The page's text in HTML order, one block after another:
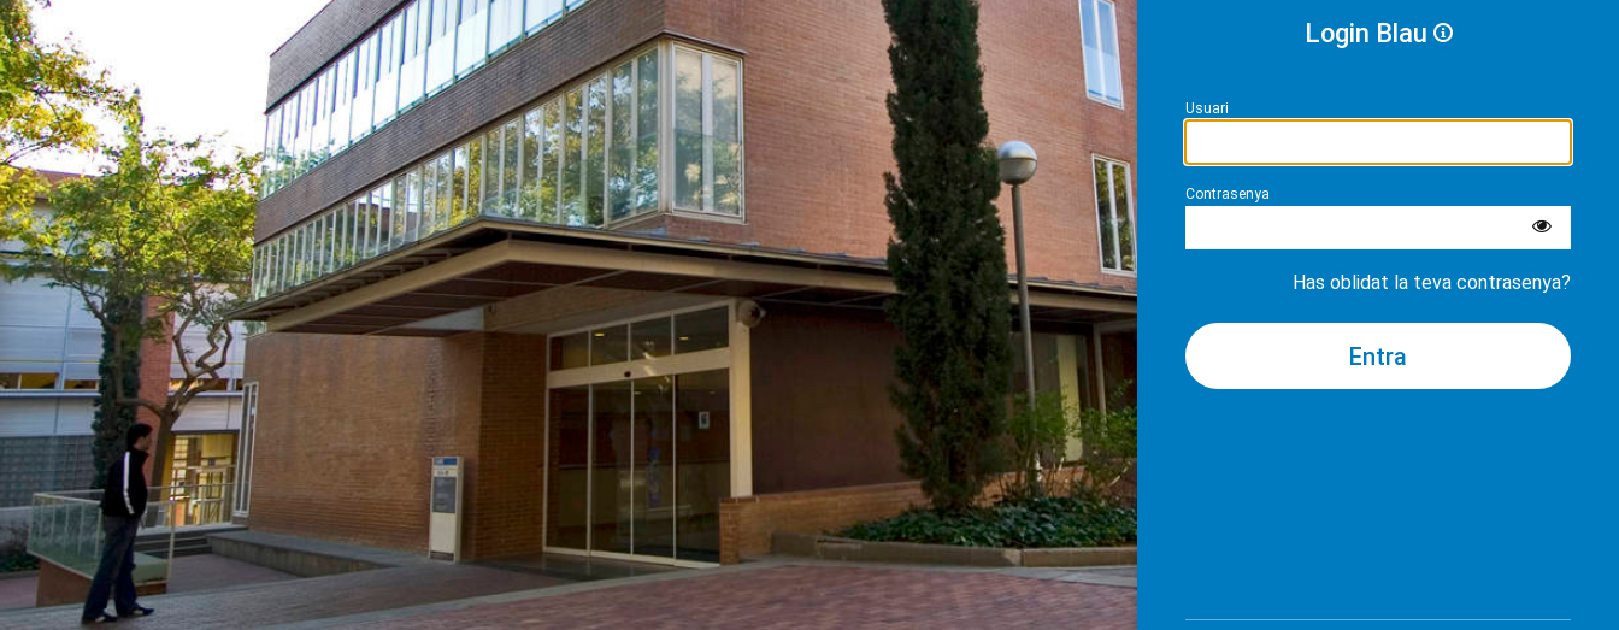
Login Blau
Usuari
Contrasenya
Has oblidat la teva contrasenya?